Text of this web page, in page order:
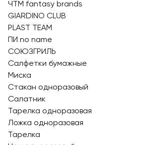
ЧТМ fantasy brands
GIARDINO CLUB
PLAST TEAM
ПИ nо name
СОЮЗГРИЛЬ
Салфетки бумажные
Миска
Стакан одноразовый
Салатник
Тарелка одноразовая
Ложка одноразовая
Тарелка